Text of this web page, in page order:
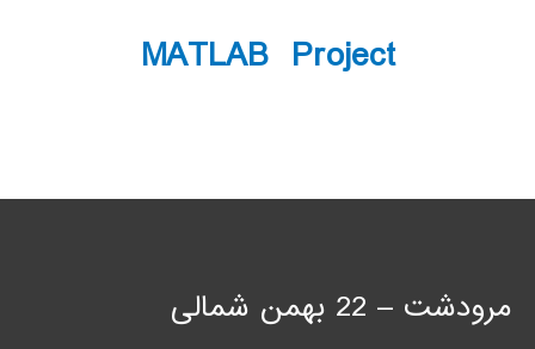
MATLAB Project
مرودشت – 22 بهمن شمالی